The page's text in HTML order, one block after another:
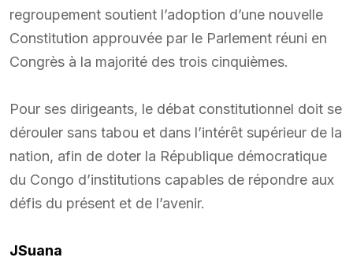
regroupement soutient l’adoption d’une nouvelle
Constitution approuvée par le Parlement réuni en
Congrès à la majorité des trois cinquièmes.
Pour ses dirigeants, le débat constitutionnel doit se
dérouler sans tabou et dans l’intérêt supérieur de la
nation, afin de doter la République démocratique
du Congo d’institutions capables de répondre aux
défis du présent et de l’avenir.
JSuana